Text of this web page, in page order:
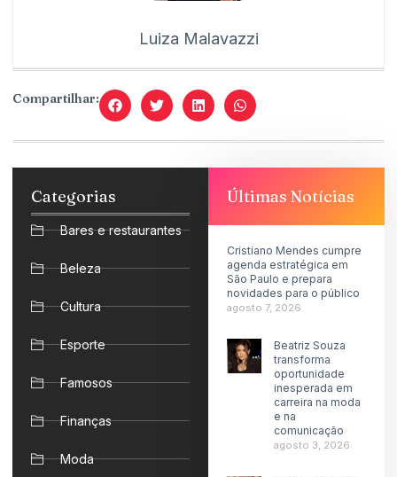
Luiza Malavazzi
Compartilhar:
Categorias
Bares e restaurantes
Beleza
Cultura
Esporte
Famosos
Finanças
Moda
Últimas Notícias
Cristiano Mendes cumpre
agenda estratégica em
São Paulo e prepara
novidades para o público
agosto 7, 2026
Beatriz Souza
transforma
oportunidade
inesperada em
carreira na moda
e na
comunicação
agosto 3, 2026